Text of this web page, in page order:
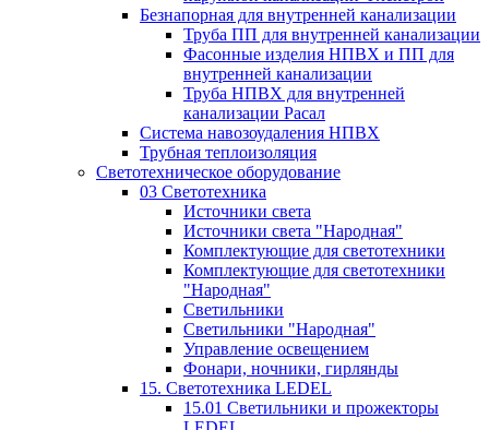
Безнапорная для внутренней канализации
Труба ПП для внутренней канализации
Фасонные изделия НПВХ и ПП для
внутренней канализации
Труба НПВХ для внутренней
канализации Расал
Система навозоудаления НПВХ
Трубная теплоизоляция
Светотехническое оборудование
03 Светотехника
Источники света
Источники света "Народная"
Комплектующие для светотехники
Комплектующие для светотехники
"Народная"
Светильники
Светильники "Народная"
Управление освещением
Фонари, ночники, гирлянды
15. Светотехника LEDEL
15.01 Светильники и прожекторы